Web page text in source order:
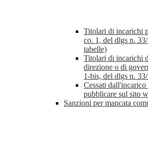
Titolari di incarichi
co. 1, del dlgs n.
tabelle)
Titolari di incarichi
direzione o di
1-bis, del dlgs n.
Cessati
pubblicare sul sito
Sanzioni per mancata